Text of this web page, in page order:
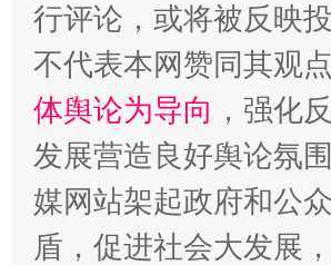
“蜀中异人”王建安的艺术幻境
行评论，或将被反映
不代表本网赞同其观
体舆论为导向 ，强化
发展营造良好舆论氛
媒网站架起政府和公
盾，促进社会大发展